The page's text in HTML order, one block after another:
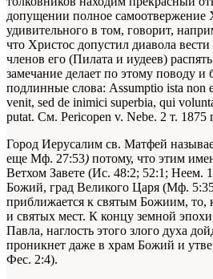
допущении полное самоотвержение
удивительного в том, говорит,
что Христос допустил диавола
членов его (Пилата и иудеев)
замечание делает по этому поводу
подлинные слова: Assumptio ista non
venit, sed de inimici superbia, qui
putat. Cм. Pericopen v. Nebe. 2 т. 1875
Город Иерусалим св. Матфей
еще Мф. 27:53) потому, что этим
Ветхом Завете (Ис. 48:2; 52:1; Неем.
Божий, град Великого Царя (Мф.
приближается к святым Божиим, то,
и святых мест. К концу земной
Павла, наглость этого злого духа
проникнет даже в храм Божий и
Фес. 2:4).